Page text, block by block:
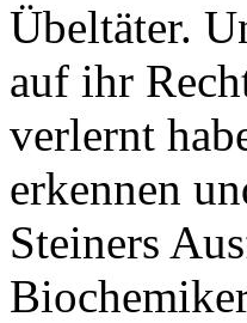
Übeltäter.
auf ihr
verlernt
erkennen
Steiners